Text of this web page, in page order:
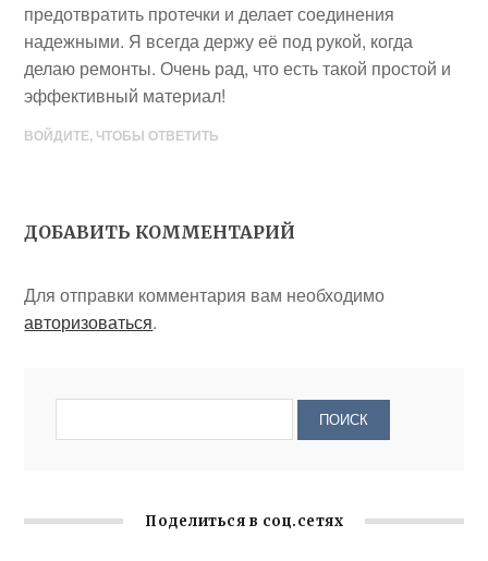
предотвратить протечки и делает соединения
надежными. Я всегда держу её под рукой, когда
делаю ремонты. Очень рад, что есть такой простой и
эффективный материал!
ВОЙДИТЕ, ЧТОБЫ ОТВЕТИТЬ
ДОБАВИТЬ КОММЕНТАРИЙ
Для отправки комментария вам необходимо
авторизоваться.
Поделиться в соц.сетях